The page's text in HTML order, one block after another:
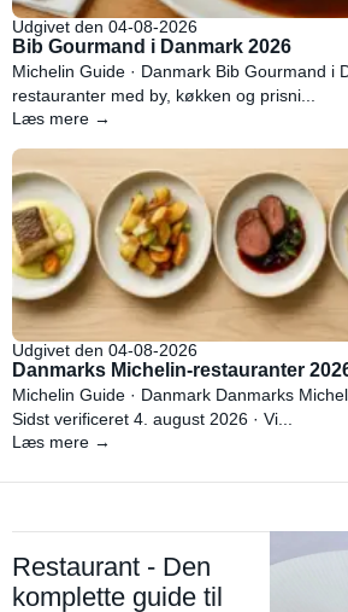
Udgivet den 04-08-2026
Bib Gourmand i Danmark 2026
Michelin Guide · Danmark Bib Gourmand i
restauranter med by, køkken og prisni...
Læs mere →
Udgivet den 04-08-2026
Danmarks Michelin-restauranter
Michelin Guide · Danmark Danmarks
Sidst verificeret 4. august 2026 · Vi...
Læs mere →
Restaurant - Den
komplette guide til